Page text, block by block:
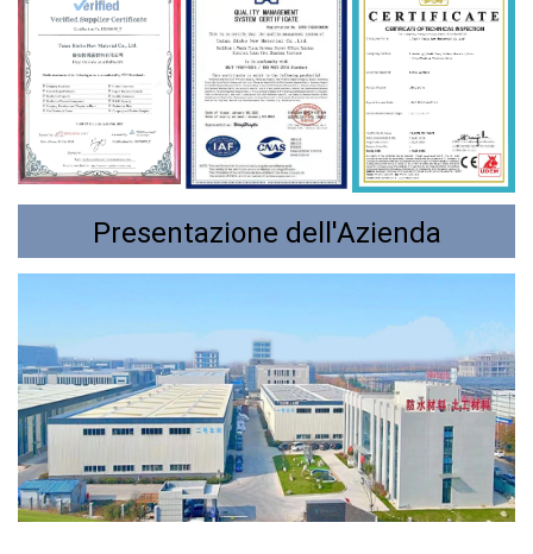
Presentazione dell'Azienda